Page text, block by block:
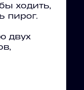
ходить,
пирог.
двух